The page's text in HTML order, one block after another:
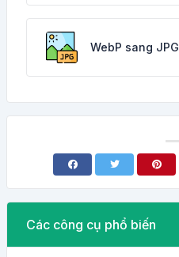
WebP sang JPG
Các công cụ phổ biến